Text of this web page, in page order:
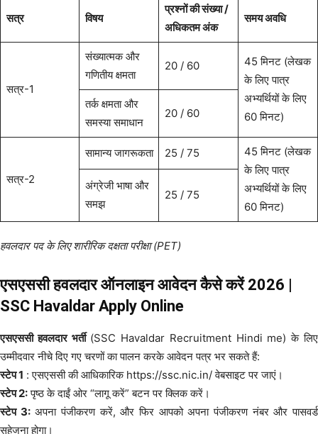
सत्र विषय
प्रश्नों की संख्या /
अधिकतम अंक
समय अवधि
सत्र-1
संख्यात्मक और
गणितीय क्षमता
20 / 60
45 मिनट (लेखक
के लिए पात्र
अभ्यर्थियों के लिए
60 मिनट)
तर्क क्षमता और
समस्या समाधान
20 / 60
सत्र-2
सामान्य जागरूकता 25 / 75
45 मिनट (लेखक
के लिए पात्र
अभ्यर्थियों के लिए
60 मिनट)
अंग्रेजी भाषा और
समझ
25 / 75
हवलदार पद के लिए शारीरिक दक्षता परीक्षा (PET)
एसएससी हवलदार ऑनलाइन आवेदन कैसे करें 2026 |
SSC Havaldar Apply Online
एसएससी हवलदार भर्ती(SSC Havaldar Recruitment Hindi me) के लिए
उम्मीदवार नीचे दिए गए चरणों का पालन करके आवेदन पत्र भर सकते हैं:
स्टेप 1 : एसएससी की आधिकारिक https://ssc.nic.in/ वेबसाइट पर जाएं।
स्टेप 2:पृष्ठ के दाईं ओर “लागू करें” बटन पर क्लिक करें।
स्टेप 3:अपना पंजीकरण करें, और फिर आपको अपना पंजीकरण नंबर और पासवर्ड
सहेजना होगा।